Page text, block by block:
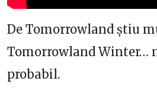
De Tomorrowland știu
Tomorrowland Winter…
probabil.